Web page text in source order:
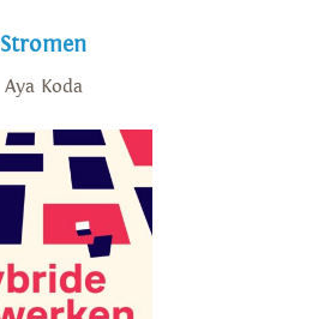
Stromen
Aya Koda